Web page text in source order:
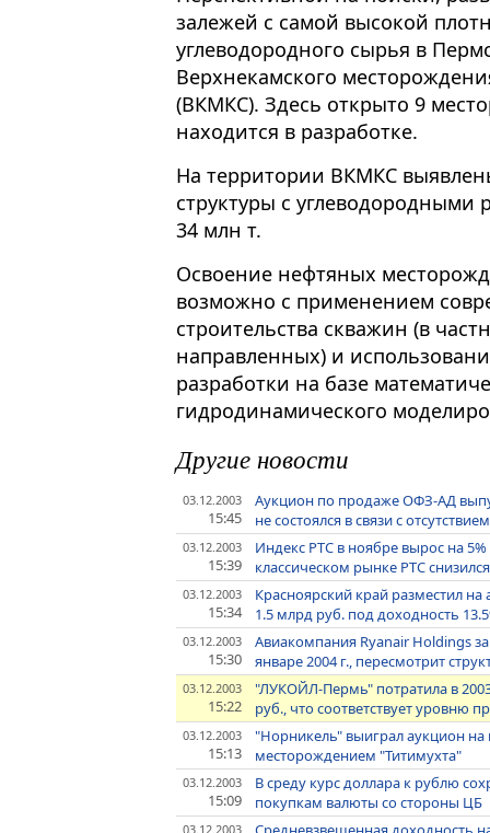
залежей с самой высокой
углеводородного сырья в
Верхнекамского
(ВКМКС). Здесь открыто 9
находится в разработке.
На территории ВКМКС
структуры с углеводородными
34 млн т.
Освоение нефтяных
возможно с применением
строительства скважин (в
направленных) и
разработки на базе
гидродинамического
Другие новости
03.12.2003
15:45
Аукцион по продаже ОФЗ-АД
не состоялся в связи с
03.12.2003
15:39
Индекс РТС в ноябре вырос на
классическом рынке РТС
03.12.2003
15:34
Красноярский край разместил
1.5 млрд руб. под доходность
03.12.2003
15:30
Авиакомпания Ryanair Holdings
январе 2004 г., пересмотрит
03.12.2003
15:22
"ЛУКОЙЛ-Пермь" потратила в
руб., что соответствует уровню
03.12.2003
15:13
"Норникель" выиграл аукцион
месторождением "Титимухта"
03.12.2003
15:09
В среду курс доллара к рублю
покупкам валюты со стороны ЦБ
03.12.2003